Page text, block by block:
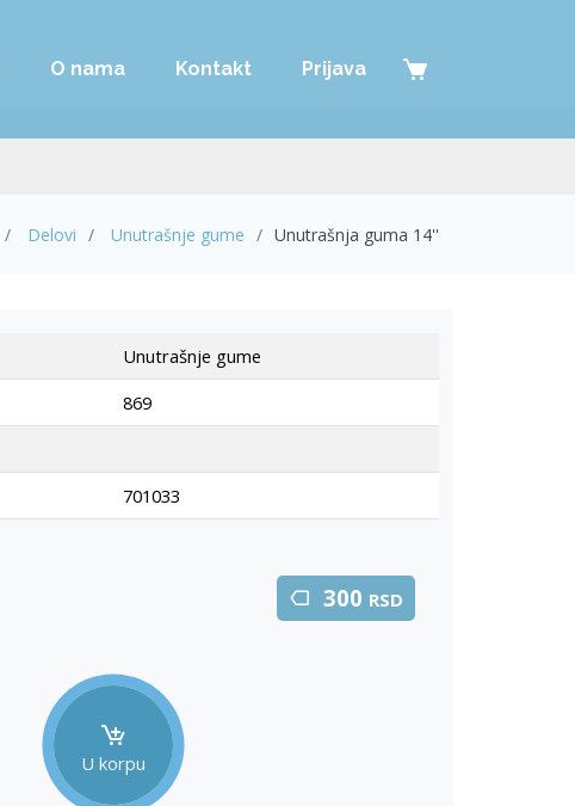
O nama Kontakt Prijava
Delovi Unutrašnje gume Unutrašnja guma 14''
Unutrašnje gume
869
701033
300 RSD
U korpu